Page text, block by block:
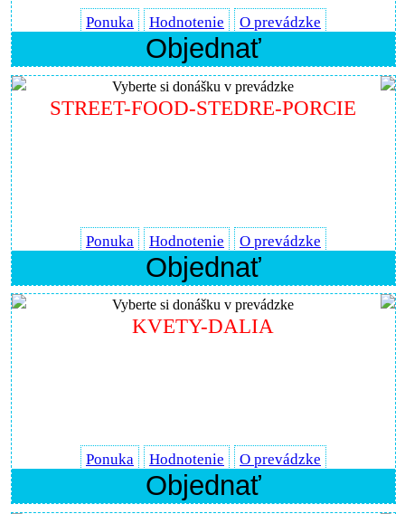
Ponuka Hodnotenie O prevádzke
Objednať
Vyberte si donášku v prevádzke
STREET-FOOD-STEDRE-PORCIE
Ponuka Hodnotenie O prevádzke
Objednať
Vyberte si donášku v prevádzke
KVETY-DALIA
Ponuka Hodnotenie O prevádzke
Objednať